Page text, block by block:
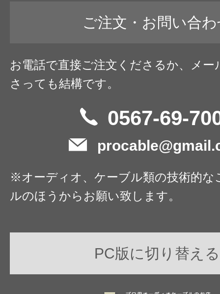
ご注文・お問い合
お電話で直接ご注文くださるか、メー
さっても結構です。
0567-69-
※オーディオ、ケーブル類の技術的な
ルのほうからお願い致します。
PC版に切り替える